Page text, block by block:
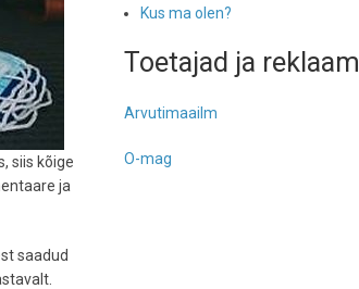
siis kõige
ja
saadud
Kus ma olen?
Toetajad ja reklaam
Arvutimaailm
O-mag